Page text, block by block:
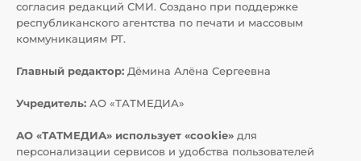
согласия редакций СМИ. Создано при поддержке
республиканского агентства по печати и массовым
коммуникациям РТ.
Главный редактор: Дёмина Алёна Сергеевна
Учредитель: АО «ТАТМЕДИА»
АО «ТАТМЕДИА» использует «cookie» для
персонализации сервисов и удобства пользователей